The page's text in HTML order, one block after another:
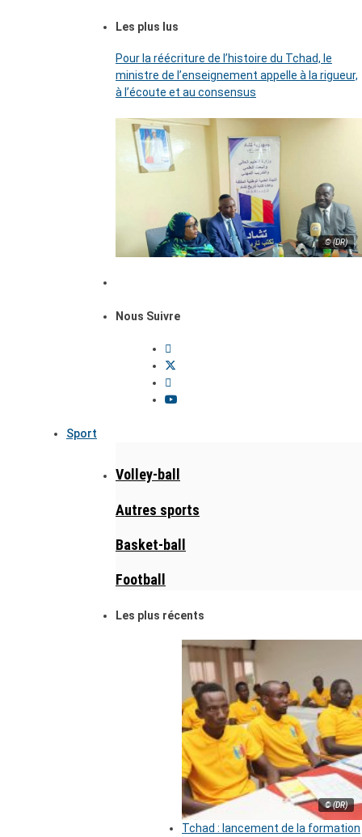
Les plus lus
Pour la réécriture de l’histoire du Tchad, le
ministre de l’enseignement appelle à la rigueur,
à l’écoute et au consensus
© (DR)
Nous Suivre
Sport
Volley-ball
Autres sports
Basket-ball
Football
Les plus récents
© (DR)
Tchad : lancement de la formation